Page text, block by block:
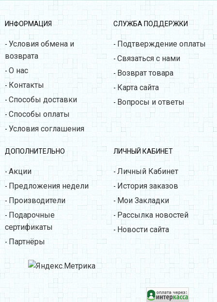
ИНФОРМАЦИЯ
- Условия обмена и
возврата
- О нас
-Контакты
- Способы доставки
-Способы оплаты
- Условия соглашения
СЛУЖБА ПОДДЕРЖКИ
-Подтверждение оплаты
- Связаться с нами
-Возврат товара
-Карта сайта
-Вопросы и ответы
ДОПОЛНИТЕЛЬНО
-Акции
- Предложения недели
- Производители
- Подарочные
сертификаты
-Партнёры
ЛИЧНЫЙ КАБИНЕТ
- Личный Кабинет
- История заказов
-Мои Закладки
-Рассылка новостей
-Новости сайта